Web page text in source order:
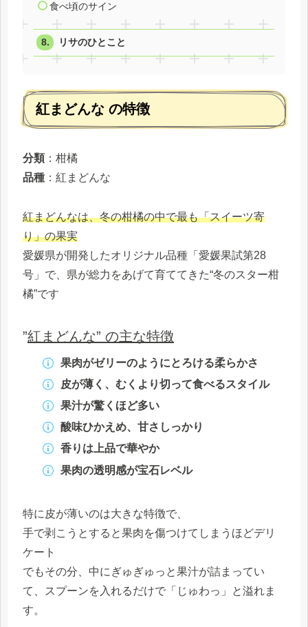
食べ頃のサイン
リサのひとこと
紅まどんな の特徴
分類 ：柑橘
品種 ：紅まどんな
紅まどんなは、冬の柑橘の中で最も「スイーツ寄
り」の果実
愛媛県が開発したオリジナル品種「愛媛果試第28
号」で、県が総力をあげて育ててきた“冬のスター柑
橘”です
”紅まどんな” の主な特徴
果肉がゼリーのようにとろける柔らかさ
皮が薄く、むくより切って食べるスタイル
果汁が驚くほど多い
酸味ひかえめ、甘さしっかり
香りは上品で華やか
果肉の透明感が宝石レベル
特に皮が薄いのは大きな特徴で、
手で剥こうとすると果肉を傷つけてしまうほどデリ
ケート
でもその分、中にぎゅぎゅっと果汁が詰まってい
て、スプーンを入れるだけで「じゅわっ」と溢れま
す。